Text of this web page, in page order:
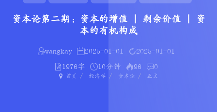
资本论第二期：资本的增值 | 剩余价值 | 资
本的有机构成
wangkay 2025-01-01
2025-01-01
1976字
10分钟 96 0
首页 经济学 资本论 正文